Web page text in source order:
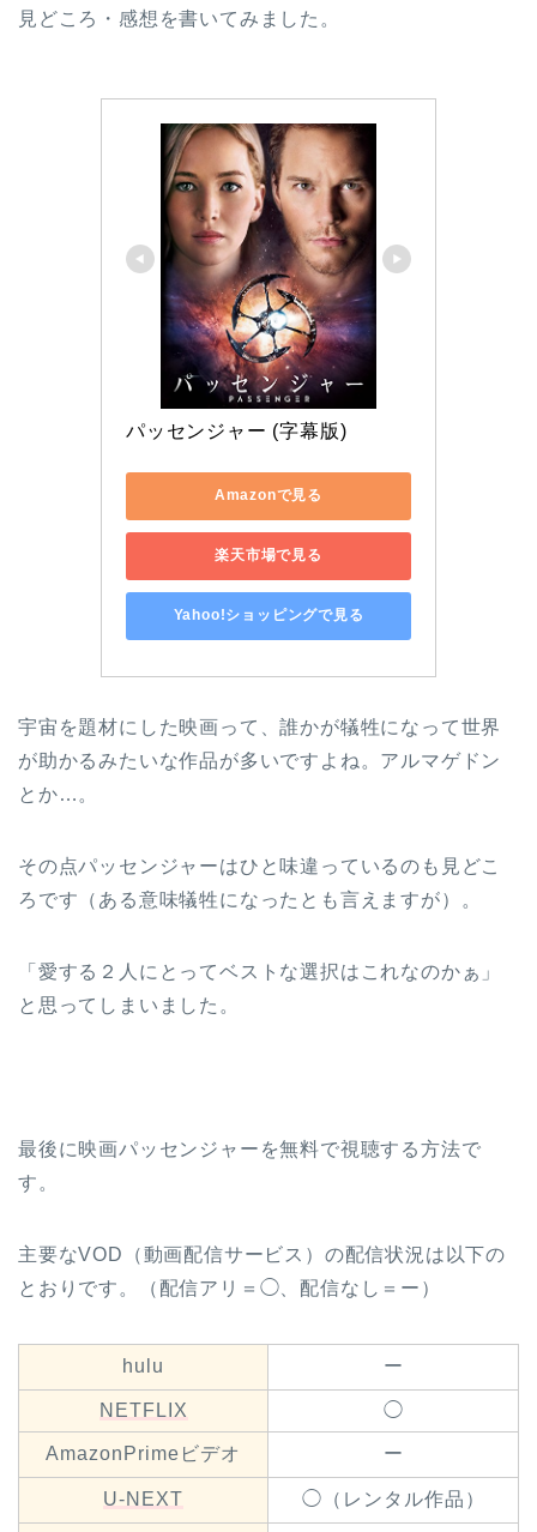
見どころ・感想を書いてみました。
パッセンジャー (字幕版)
Amazonで見る
楽天市場で見る
Yahoo!ショッピングで見る
宇宙を題材にした映画って、誰かが犠牲になって世界
が助かるみたいな作品が多いですよね。アルマゲドン
とか…。
その点パッセンジャーはひと味違っているのも見どこ
ろです（ある意味犠牲になったとも言えますが）。
「愛する２人にとってベストな選択はこれなのかぁ」
と思ってしまいました。
最後に映画パッセンジャーを無料で視聴する方法で
す。
主要なVOD（動画配信サービス）の配信状況は以下の
とおりです。（配信アリ＝◯、配信なし＝ー）
hulu ー
NETFLIX ◯
AmazonPrimeビデオ ー
U-NEXT ◯（レンタル作品）